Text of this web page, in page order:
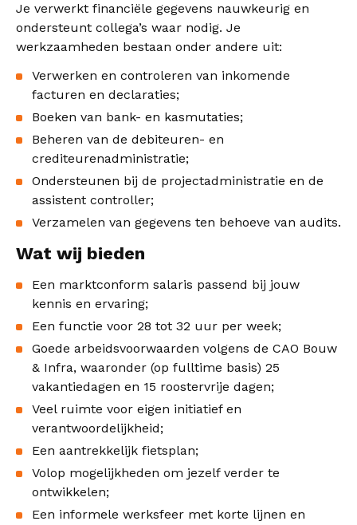
Je verwerkt financiële gegevens nauwkeurig en
ondersteunt collega’s waar nodig. Je
werkzaamheden bestaan onder andere uit:
Verwerken en controleren van inkomende
facturen en declaraties;
Boeken van bank- en kasmutaties;
Beheren van de debiteuren- en
crediteurenadministratie;
Ondersteunen bij de projectadministratie en de
assistent controller;
Verzamelen van gegevens ten behoeve van audits.
Wat wij bieden
Een marktconform salaris passend bij jouw
kennis en ervaring;
Een functie voor 28 tot 32 uur per week;
Goede arbeidsvoorwaarden volgens de CAO Bouw
& Infra, waaronder (op fulltime basis) 25
vakantiedagen en 15 roostervrije dagen;
Veel ruimte voor eigen initiatief en
verantwoordelijkheid;
Een aantrekkelijk fietsplan;
Volop mogelijkheden om jezelf verder te
ontwikkelen;
Een informele werksfeer met korte lijnen en